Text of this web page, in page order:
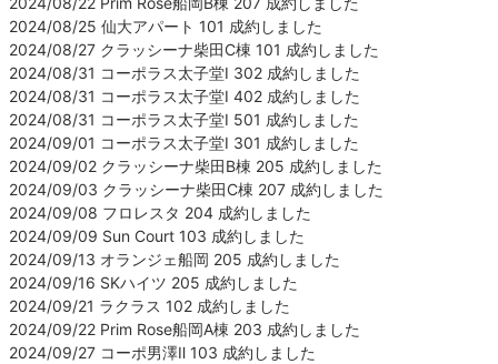
2024/08/25 仙大アパート 101 成約しました
2024/08/27 クラッシーナ柴田C棟 101 成約しました
2024/08/31 コーポラス太子堂Ⅰ 302 成約しました
2024/08/31 コーポラス太子堂Ⅰ 402 成約しました
2024/08/31 コーポラス太子堂Ⅰ 501 成約しました
2024/09/01 コーポラス太子堂Ⅰ 301 成約しました
2024/09/02 クラッシーナ柴田B棟 205 成約しました
2024/09/03 クラッシーナ柴田C棟 207 成約しました
2024/09/08 フロレスタ 204 成約しました
2024/09/09 Sun Court 103 成約しました
2024/09/13 オランジェ船岡 205 成約しました
2024/09/16 SKハイツ 205 成約しました
2024/09/21 ラクラス 102 成約しました
2024/09/22 Prim Rose船岡A棟 203 成約しました
2024/09/27 コーポ男澤Ⅱ 103 成約しました